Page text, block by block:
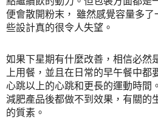
便會散開粉末， 雖然感覺容量多
些設計真的很令人失望。
如果下星期有什麼改善，相信必然
上用餐，並且在日常的早午餐中都
心跳以上的心跳和更長的運動時間
減肥產品後都做不到效果，有關的
的質素。